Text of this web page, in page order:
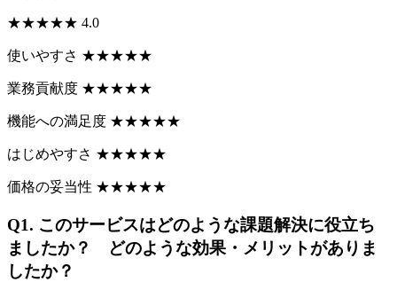
★★★★★ 4.0
使いやすさ ★★★★★
業務貢献度 ★★★★★
機能への満足度 ★★★★★
はじめやすさ ★★★★★
価格の妥当性 ★★★★★
Q1. このサービスはどのような課題解決に役立ち
ましたか？ どのような効果・メリットがありま
したか？